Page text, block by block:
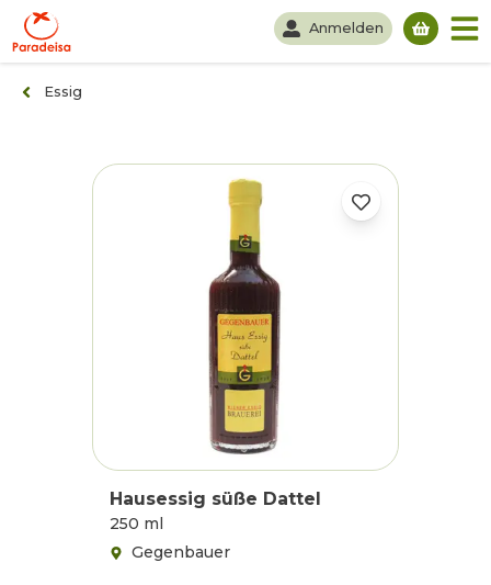
Anmelden
Essig
Hausessig süße Dattel
250 ml
Gegenbauer